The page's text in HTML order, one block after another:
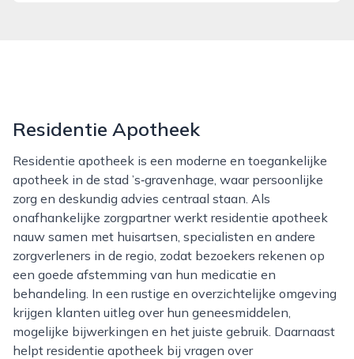
Residentie Apotheek
Residentie apotheek is een moderne en toegankelijke
apotheek in de stad ’s‑gravenhage, waar persoonlijke
zorg en deskundig advies centraal staan. Als
onafhankelijke zorgpartner werkt residentie apotheek
nauw samen met huisartsen, specialisten en andere
zorgverleners in de regio, zodat bezoekers rekenen op
een goede afstemming van hun medicatie en
behandeling. In een rustige en overzichtelijke omgeving
krijgen klanten uitleg over hun geneesmiddelen,
mogelijke bijwerkingen en het juiste gebruik. Daarnaast
helpt residentie apotheek bij vragen over